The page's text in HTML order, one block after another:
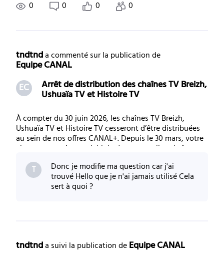
0 0 0 0
tndtnd a commenté sur la publication de
Equipe CANAL
EC
Arrêt de distribution des chaînes TV Breizh,
Ushuaïa TV et Histoire TV
À compter du 30 juin 2026, les chaînes TV Breizh,
Ushuaïa TV et Histoire TV cesseront d’être distribuées
au sein de nos offres CANAL+. Depuis le 30 mars, votre
abonnement s’est enrichi de deux nouvelles chaînes
dédiées à la nature et aux animaux : LOVE NATURE,
chaîne premium de documentaires animali
T Donc je modifie ma question car j'ai
trouvé Hello que je n'ai jamais utilisé Cela
sert à quoi ?
tndtnd a suivi la publication de Equipe CANAL